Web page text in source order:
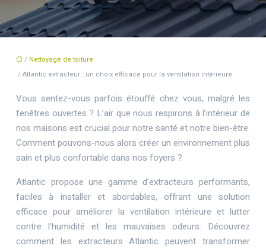
/ Nettoyage de toiture
/ Atlantic extracteur : un choix efficace pour la ventilation intérieure
Vous sentez-vous parfois étouffé chez vous, malgré les
fenêtres ouvertes ? L’air que nous respirons à l’intérieur de
nos maisons est crucial pour notre santé et notre bien-être.
Comment pouvons-nous alors créer un environnement plus
sain et plus confortable dans nos foyers ?
Atlantic propose une gamme d’extracteurs performants,
faciles à installer et abordables, offrant une solution
efficace pour améliorer la ventilation intérieure et lutter
contre l’humidité et les mauvaises odeurs. Découvrez
comment les extracteurs Atlantic peuvent transformer